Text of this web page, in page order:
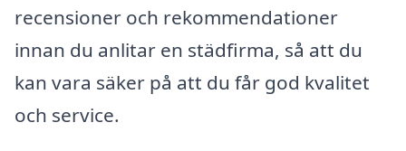
recensioner och rekommendationer
innan du anlitar en städfirma, så att du
kan vara säker på att du får god kvalitet
och service.